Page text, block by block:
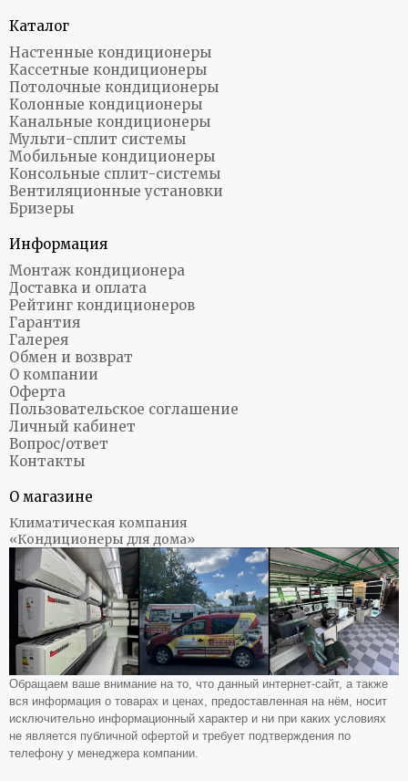
Каталог
Настенные кондиционеры
Кассетные кондиционеры
Потолочные кондиционеры
Колонные кондиционеры
Канальные кондиционеры
Мульти-сплит системы
Мобильные кондиционеры
Консольные сплит-системы
Вентиляционные установки
Бризеры
Информация
Монтаж кондиционера
Доставка и оплата
Рейтинг кондиционеров
Гарантия
Галерея
Обмен и возврат
О компании
Оферта
Пользовательское соглашение
Личный кабинет
Вопрос/ответ
Контакты
О магазине
Климатическая компания
«Кондиционеры для дома»
Обращаем ваше внимание на то, что данный интернет-сайт, а также
вся информация о товарах и ценах, предоставленная на нём, носит
исключительно информационный характер и ни при каких условиях
не является публичной офертой и требует подтверждения по
телефону у менеджера компании.